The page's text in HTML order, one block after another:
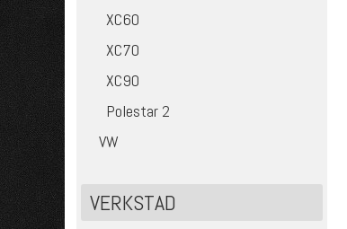
XC60
XC70
XC90
Polestar 2
VW
VERKSTAD